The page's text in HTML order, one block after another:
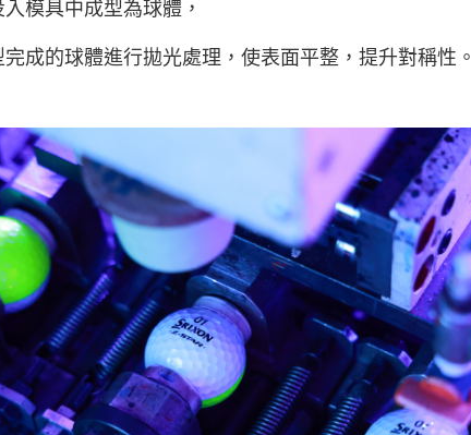
模具中成型為球體，
成的球體進行拋光處理，使表面平整，提升對稱性。